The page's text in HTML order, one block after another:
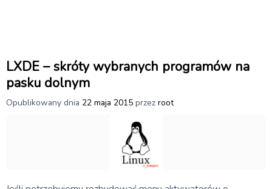
LXDE – skróty wybranych programów na
pasku dolnym
Opublikowany dnia 22 maja 2015 przez root